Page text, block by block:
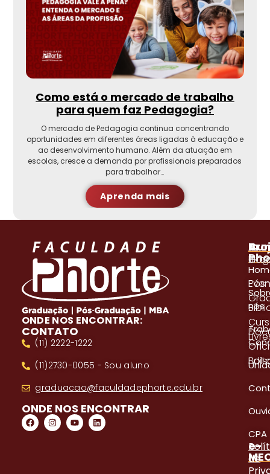
Como está o mercado de trabalho
para quem faz Pedagogia?
O mercado de Pedagogia continua concentrando
oportunidades em diferentes áreas ligadas à educação e
ao desenvolvimento humano. Além da atuação em
escolas, cresce a demanda por profissionais preparados
para trabalhar…
Aprenda mais
ONDE NOS ENCONTRAR:
CONTATO
(11) 2222-1222
(11)2730-0055 - Sou aluno
graduacao@faculdadephorte.edu.br
ONDE NOS ENCONTRAR
A
nós
CPA
Pós-
e-
de